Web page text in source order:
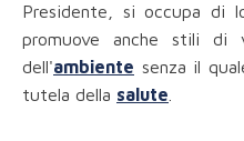
Presidente, si occupa di
promuove anche stili
dell'ambiente senza il
tutela della salute